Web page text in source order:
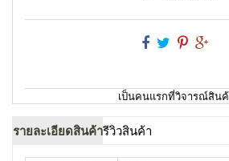
เป็นคนแรกที่วิจารณ์สิน
รายละเอียดสินค้ารีวิวสินค้า